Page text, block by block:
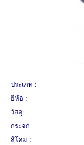
ประเภท :
ยี่ห้อ :
วัสดุ :
กระจก :
สีโคม :